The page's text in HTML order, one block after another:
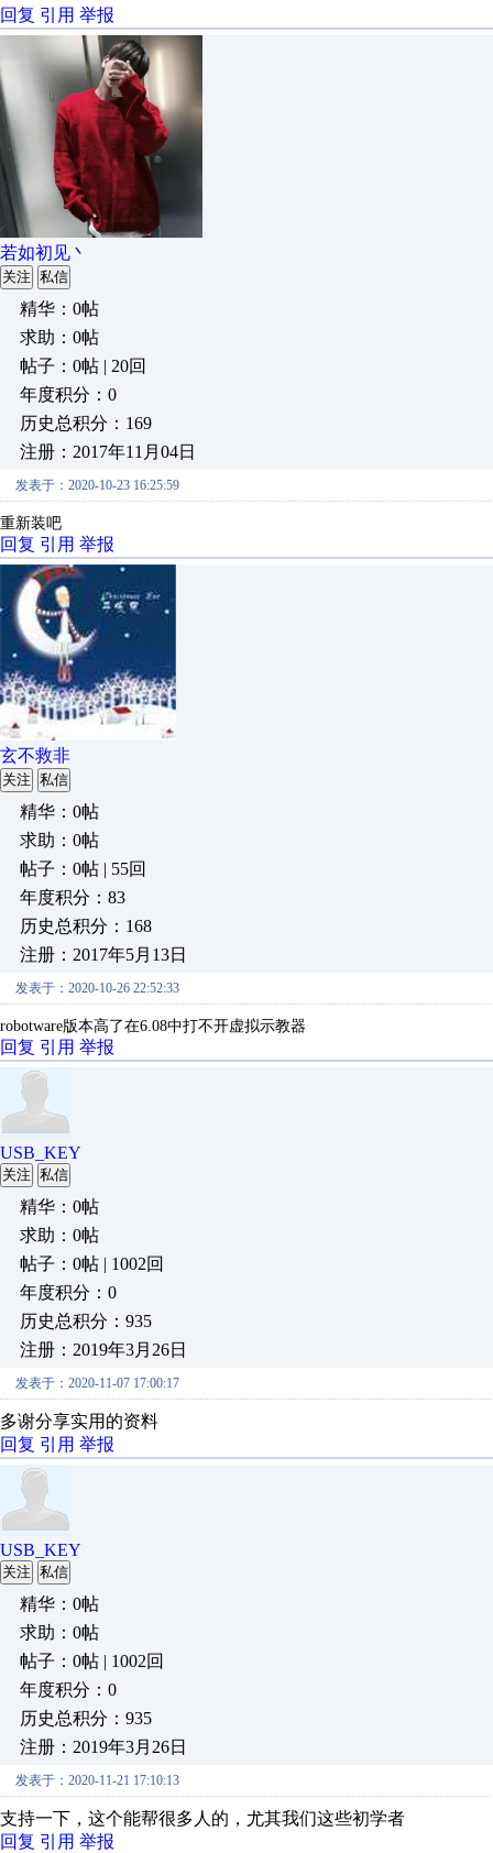
回复 引用 举报
若如初见丶
关注 私信
精华：0帖
求助：0帖
帖子：0帖 | 20回
年度积分：0
历史总积分：169
注册：2017年11月04日
发表于：2020-10-23 16:25:59
重新装吧
回复 引用 举报
玄不救非
关注 私信
精华：0帖
求助：0帖
帖子：0帖 | 55回
年度积分：83
历史总积分：168
注册：2017年5月13日
发表于：2020-10-26 22:52:33
robotware版本高了在6.08中打不开虚拟示教器
回复 引用 举报
USB_KEY
关注 私信
精华：0帖
求助：0帖
帖子：0帖 | 1002回
年度积分：0
历史总积分：935
注册：2019年3月26日
发表于：2020-11-07 17:00:17
多谢分享实用的资料
回复 引用 举报
USB_KEY
关注 私信
精华：0帖
求助：0帖
帖子：0帖 | 1002回
年度积分：0
历史总积分：935
注册：2019年3月26日
发表于：2020-11-21 17:10:13
支持一下，这个能帮很多人的，尤其我们这些初学者
回复 引用 举报